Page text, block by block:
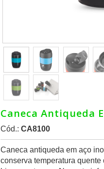
Caneca Antiqueda
Cód.: CA8100
Caneca antiqueda em aço
conserva temperatura